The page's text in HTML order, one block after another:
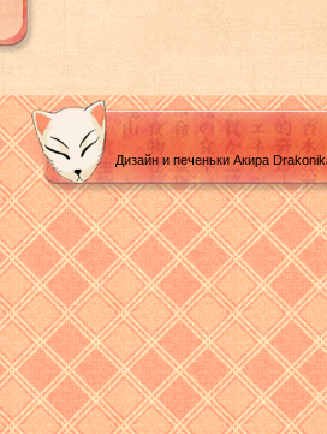
Дизайн и печеньки Акира